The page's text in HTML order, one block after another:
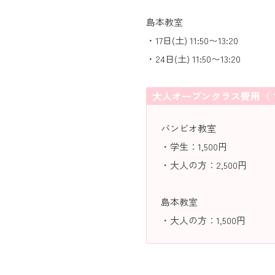
島本教室
・17日(土) 11:50〜13:20
・24日(土) 11:50〜13:20
大人オープンクラス費用（
バンビオ教室
・学生：1,500円
・大人の方：2,500円
島本教室
・大人の方：1,500円